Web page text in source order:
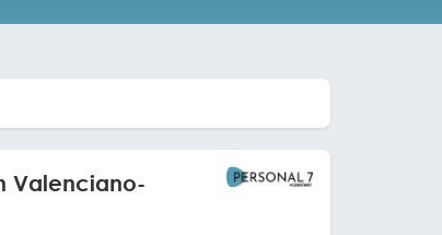
Valenciano-